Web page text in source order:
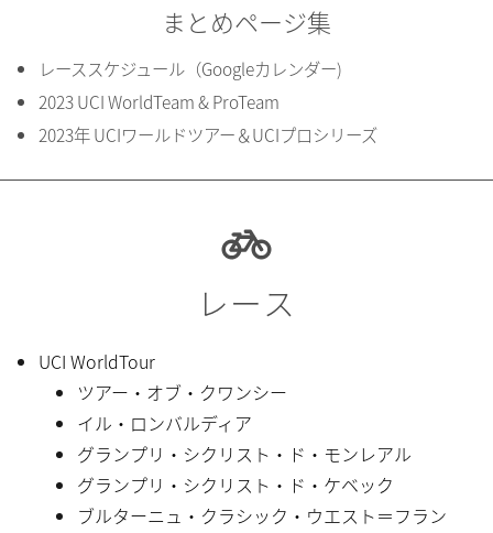
まとめページ集
レーススケジュール（Googleカレンダー)
2023 UCI WorldTeam & ProTeam
2023年 UCIワールドツアー＆UCIプロシリーズ
レース
UCI WorldTour
ツアー・オブ・クワンシー
イル・ロンバルディア
グランプリ・シクリスト・ド・モンレアル
グランプリ・シクリスト・ド・ケベック
ブルターニュ・クラシック・ウエスト＝フラン